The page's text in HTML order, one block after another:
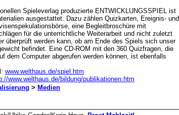
Spieleverlag produzierte ENTWICKLUNGSSPIEL ist
ausgestattet. Dazu zählen Quizkarten, Ereignis- und
eine Begleitbroschüre mit
für die unterrichtliche Weiterarbeit und nicht zuletzt
überprüft werden kann, ob am Ende des Spiels sich unser
befindet. Eine CD-ROM mit den 360 Quizfragen, die
dem Computer abgerufen werden können, ist ebenfalls
www.welthaus.de/spiel.htm
www.welthaus.de/bildung/publikationen.htm
> Medien